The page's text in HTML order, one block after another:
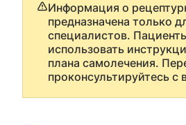
Информация о
предназначена только
специалистов.
использовать
плана самолечения.
проконсультируйтесь с